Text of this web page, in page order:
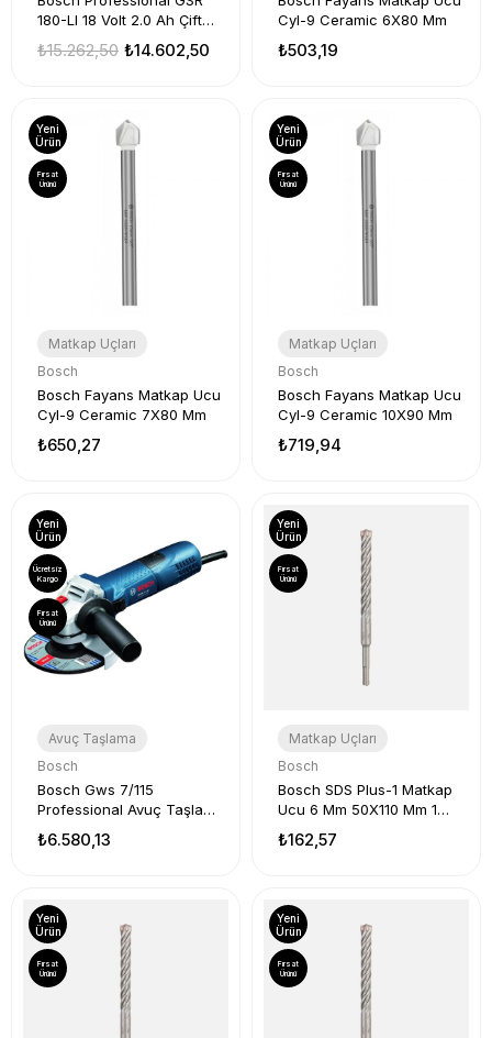
180-LI 18 Volt 2.0 Ah Çift
Delme/Vidalama₺14.602,50
₺15.262,50
Cyl-9 Ceramic 6X80 Mm
₺503,19
Matkap Uçları
Bosch
Bosch Fayans Matkap Ucu
Cyl-9 Ceramic 7X80 Mm
₺650,27
Yeni
Ürün
Fırsat
Ürünü
Matkap Uçları
Bosch
Bosch Fayans Matkap Ucu
Cyl-9 Ceramic 10X90 Mm
₺719,94
Yeni
Ürün
Fırsat
Ürünü
Avuç Taşlama
Bosch
Bosch Gws 7/115
Professional Avuç Taşlama
₺6.580,13
Yeni
Ürün
Ücretsiz
Kargo
Fırsat
Ürünü
Matkap Uçları
Bosch
Bosch SDS Plus-1 Matkap
Ucu 6 Mm 50X110 Mm 1
₺162,57
Yeni
Ürün
Fırsat
Ürünü
Yeni
Ürün
Fırsat
Ürünü
Yeni
Ürün
Fırsat
Ürünü